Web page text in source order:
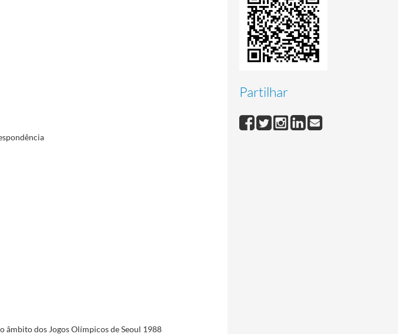
Partilhar
âmbito dos Jogos Olímpicos de Seoul 1988